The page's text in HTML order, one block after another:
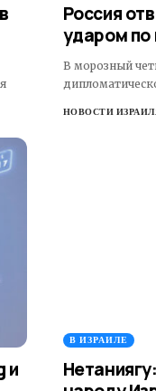
Россия
ударом по
В морозный
НОВОСТИ
и
В ИЗРАИЛЕ